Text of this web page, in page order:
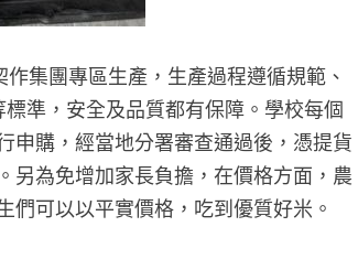
集團專區生產，生產過程遵循規範、
準，安全及品質都有保障。學校每個
申購，經當地分署審查通過後，憑提貨
另為免增加家長負擔，在價格方面，農
可以以平實價格，吃到優質好米。